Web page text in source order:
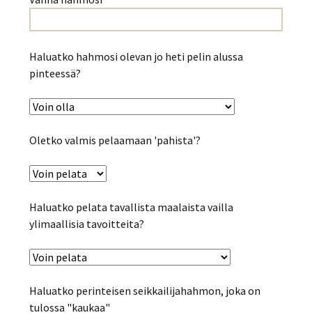
Haluatko hahmosi olevan jo heti pelin alussa
pinteessä?
Oletko valmis pelaamaan 'pahista'?
Haluatko pelata tavallista maalaista vailla
ylimaallisia tavoitteita?
Haluatko perinteisen seikkailijahahmon, joka on
tulossa "kaukaa"